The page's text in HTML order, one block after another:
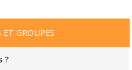
ET GROUPES
?